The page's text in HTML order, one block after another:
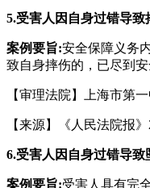
5.受害人因自身过错导
案例要旨:安全保障义务
致自身摔伤的，已尽到
【审理法院】上海市第
【来源】《人民法院报
6.受害人因自身过错导
案例要旨:受害人具有完